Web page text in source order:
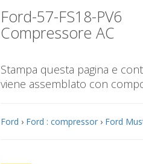
Ford-57-FS18-PV6
Compressore AC
Stampa questa pagina e
viene assemblato con
Ford › Ford : compressor › Ford